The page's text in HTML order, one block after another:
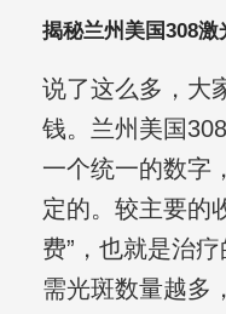
揭秘兰州美国308
说了这么多，大
钱。兰州美国
一个统一的数字
定的。较主要的
费”，也就是治
需光斑数量越多